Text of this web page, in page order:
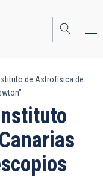
de Astrofísica de